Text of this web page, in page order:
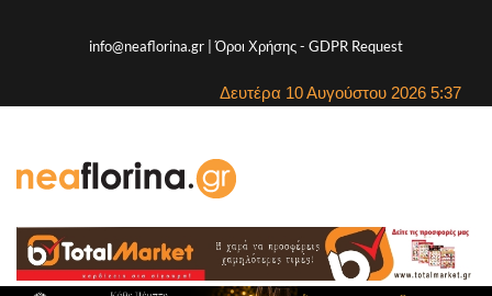
info@neaflorina.gr |Όροι Χρήσης- GDPR Request
Δευτέρα 10 Αυγούστου 2026 5:37